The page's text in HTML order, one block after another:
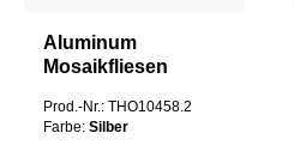
Aluminum
Mosaikfliesen
48x48x8mm
Hexagon
Prod.-Nr.: THO10458.2
Farbe: Silber